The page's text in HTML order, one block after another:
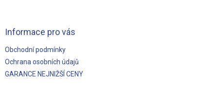
Informace pro vás
Obchodní podmínky
Ochrana osobních údajů
GARANCE NEJNIŽŠÍ CENY